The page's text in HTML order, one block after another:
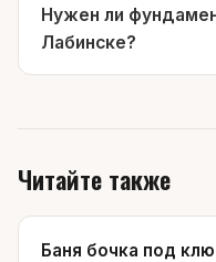
Нужен ли
Лабинске?
Читайте также
Баня бочка под